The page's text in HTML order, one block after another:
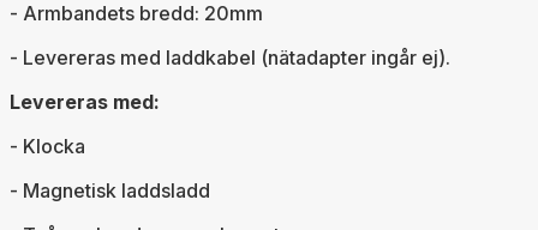
- Armbandets bredd: 20mm
- Levereras med laddkabel (nätadapter ingår ej).
Levereras med:
- Klocka
- Magnetisk laddsladd